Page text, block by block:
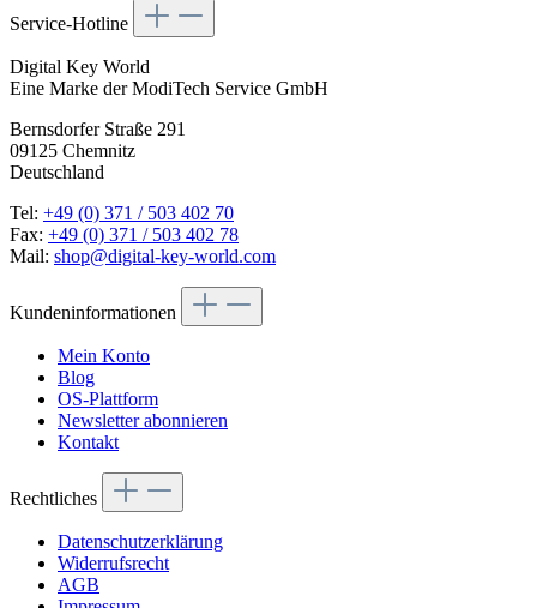
Service-Hotline
Digital Key World
Eine Marke der ModiTech Service GmbH
Bernsdorfer Straße 291
09125 Chemnitz
Deutschland
Tel: +49 (0) 371 / 503 402 70
Fax: +49 (0) 371 / 503 402 78
Mail: shop@digital-key-world.com
Kundeninformationen
Mein Konto
Blog
OS-Plattform
Newsletter abonnieren
Kontakt
Rechtliches
Datenschutzerklärung
Widerrufsrecht
AGB